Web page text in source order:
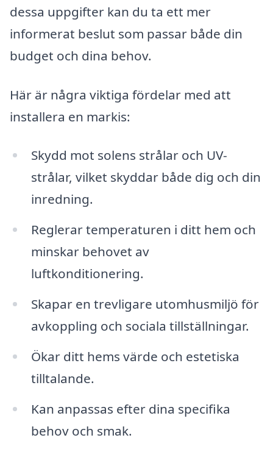
dessa uppgifter kan du ta ett mer
informerat beslut som passar både din
budget och dina behov.
Här är några viktiga fördelar med att
installera en markis:
Skydd mot solens strålar och UV-
strålar, vilket skyddar både dig och din
inredning.
Reglerar temperaturen i ditt hem och
minskar behovet av
luftkonditionering.
Skapar en trevligare utomhusmiljö för
avkoppling och sociala tillställningar.
Ökar ditt hems värde och estetiska
tilltalande.
Kan anpassas efter dina specifika
behov och smak.